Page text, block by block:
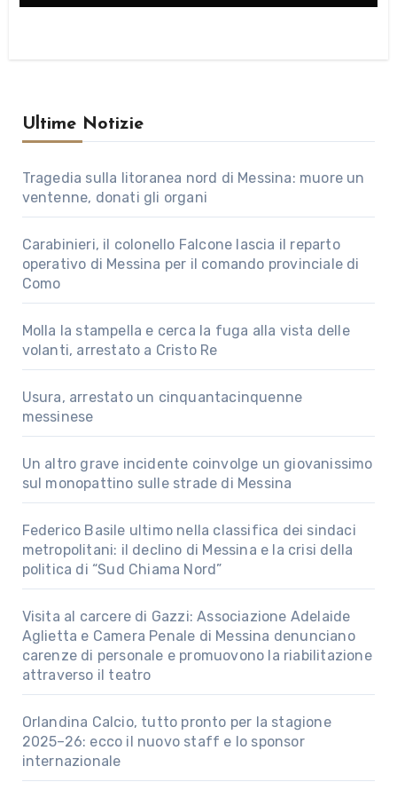
Ultime Notizie
Tragedia sulla litoranea nord di Messina: muore un
ventenne, donati gli organi
Carabinieri, il colonello Falcone lascia il reparto
operativo di Messina per il comando provinciale di
Como
Molla la stampella e cerca la fuga alla vista delle
volanti, arrestato a Cristo Re
Usura, arrestato un cinquantacinquenne
messinese
Un altro grave incidente coinvolge un giovanissimo
sul monopattino sulle strade di Messina
Federico Basile ultimo nella classifica dei sindaci
metropolitani: il declino di Messina e la crisi della
politica di “Sud Chiama Nord”
Visita al carcere di Gazzi: Associazione Adelaide
Aglietta e Camera Penale di Messina denunciano
carenze di personale e promuovono la riabilitazione
attraverso il teatro
Orlandina Calcio, tutto pronto per la stagione
2025–26: ecco il nuovo staff e lo sponsor
internazionale